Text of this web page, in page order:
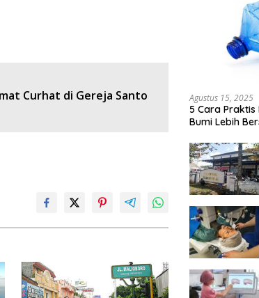
Curhat di Gereja Santo
Agustus 15, 2025
5 Cara Praktis
Bumi Lebih